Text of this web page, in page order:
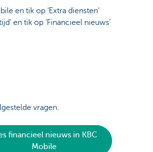
en tik op ‘Extra diensten’
en tik op ‘Financieel nieuws’
vragen.
financieel nieuws in KBC
Mobile